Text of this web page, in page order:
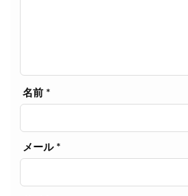
名前 *
メール *